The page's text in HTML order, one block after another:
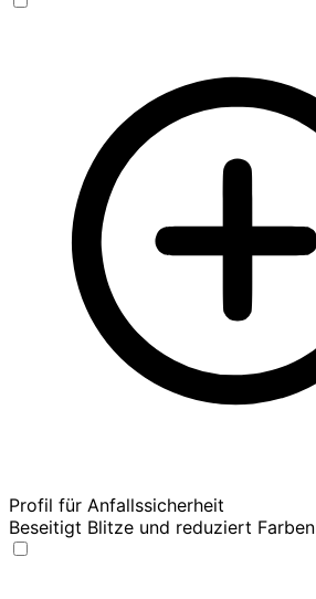
Profil für Anfallssicherheit
Beseitigt Blitze und reduziert Farben